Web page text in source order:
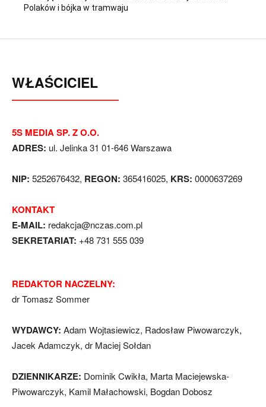
Polaków i bójka w tramwaju
WŁAŚCICIEL
5S MEDIA SP. Z O.O.
ADRES: ul. Jelinka 31 01-646 Warszawa
NIP: 5252676432, REGON: 365416025, KRS: 0000637269
KONTAKT
E-MAIL: redakcja@nczas.com.pl
SEKRETARIAT: +48 731 555 039
REDAKTOR NACZELNY:
dr Tomasz Sommer
WYDAWCY: Adam Wojtasiewicz, Radosław Piwowarczyk,
Jacek Adamczyk, dr Maciej Sołdan
DZIENNIKARZE: Dominik Cwikła, Marta Maciejewska-
Piwowarczyk, Kamil Małachowski, Bogdan Dobosz